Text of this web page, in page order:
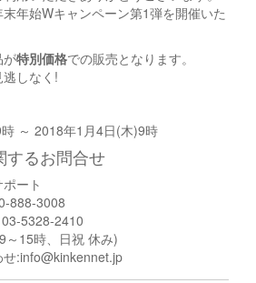
年始Wキャンペーン第1弾を開催いた
が特別価格での販売となります。
しなく!
～ 2018年1月4日(木)9時
するお問合せ
ート
888-3008
5328-2410
～15時、日祝 休み)
せ:info@kinkennet.jp